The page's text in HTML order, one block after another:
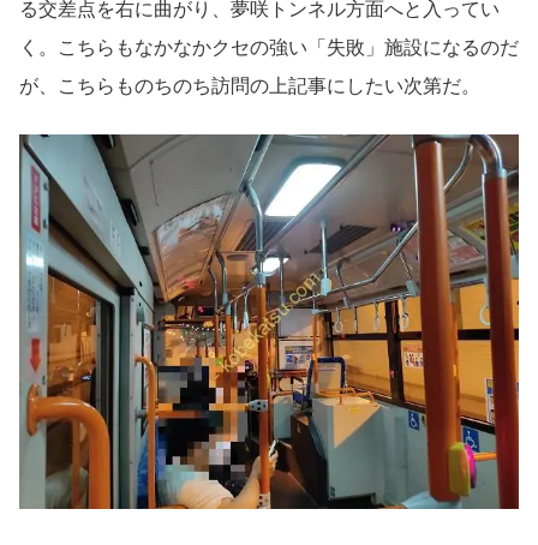
る交差点を右に曲がり、夢咲トンネル方面へと入ってい
く。こちらもなかなかクセの強い「失敗」施設になるのだ
が、こちらものちのち訪問の上記事にしたい次第だ。